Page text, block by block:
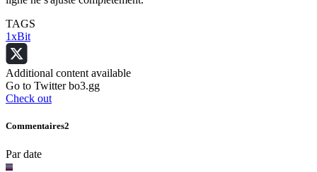
TAGS
1xBit
Additional content available
Go to Twitter bo3.gg
Check out
Commentaires2
Par date